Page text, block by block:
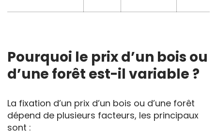
Pourquoi le prix d’un bois ou
d’une forêt est-il variable ?
La fixation d’un prix d’un bois ou d’une forêt
dépend de plusieurs facteurs, les principaux
sont :